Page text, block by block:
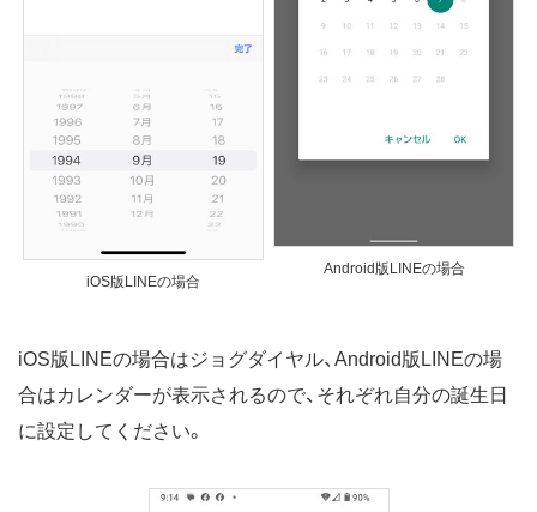
iOS版LINEの場合
Android版LINEの場合
iOS版LINEの場合はジョグダイヤル、Android版LINEの場
合はカレンダーが表示されるので、それぞれ自分の誕生日
に設定してください。